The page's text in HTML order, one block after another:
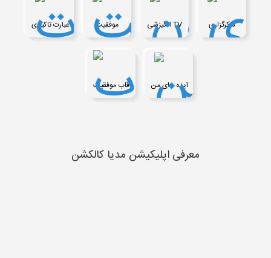
عبارت تاکیدی موفقیت انگیزشی TV شکرگزاری
قاب موفقیت ایده های من
معرفی اپلیکیشن مدیا کالکشن